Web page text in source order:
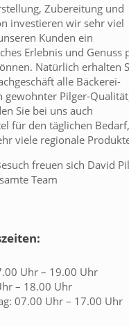
Zubereitung und
investieren wir sehr viel
Kunden ein
Erlebnis und Genuss
Natürlich erhalten
alle Bäckerei-
gewohnter Pilger-
Sie bei uns auch
für den täglichen Bedarf,
viele regionale
freuen sich David
Team
Uhr – 19.00 Uhr
– 18.00 Uhr
07.00 Uhr – 17.00 Uhr